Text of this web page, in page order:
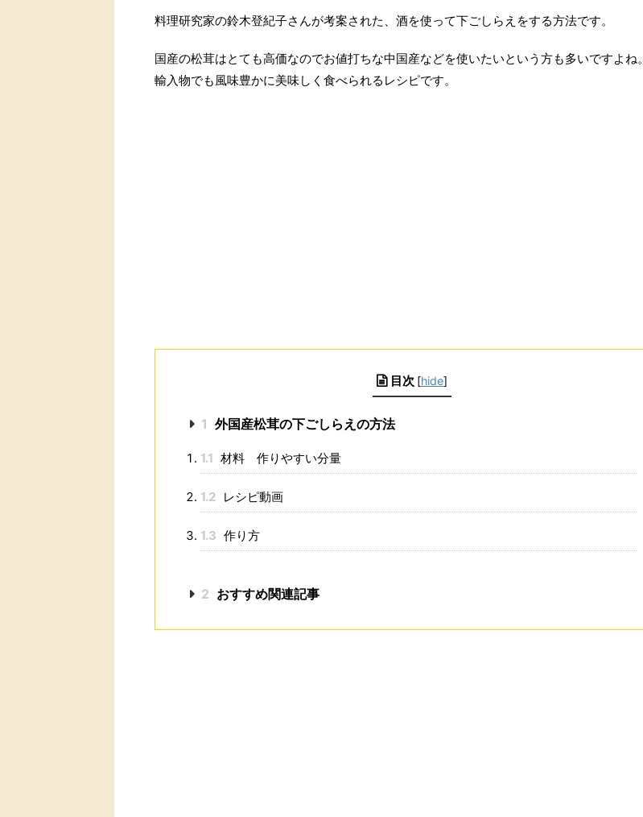
料理研究家の鈴木登紀子さんが考案された、酒を使って下ごしらえをする方法です。
国産の松茸はとても高価なのでお値打ちな中国産などを使いたいという方も多いですよね。
輸入物でも風味豊かに美味しく食べられるレシピです。
目次 [hide]
1 外国産松茸の下ごしらえの方法
1.1 材料 作りやすい分量
1.2 レシピ動画
1.3 作り方
2 おすすめ関連記事